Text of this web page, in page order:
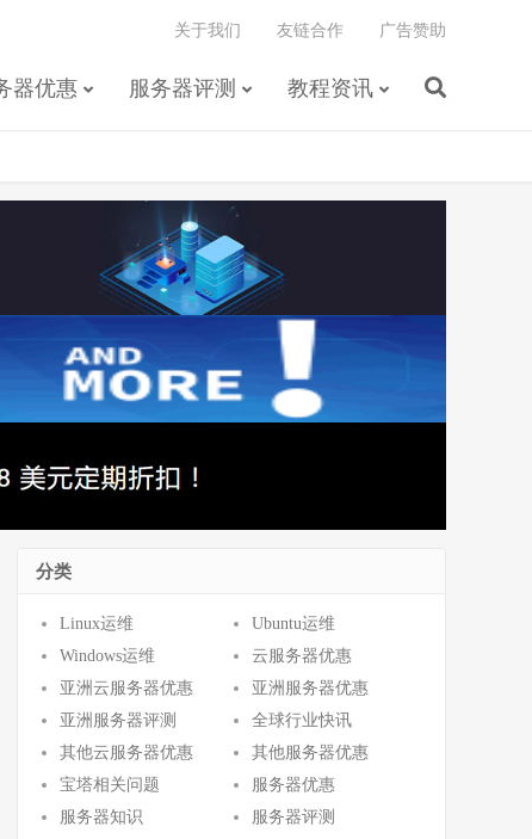
器优惠 服务器评测 教程资讯
关于我们 友链合作 广告赞助
分类
Linux运维
Ubuntu运维
Windows运维
云服务器优惠
亚洲云服务器优惠
亚洲服务器优惠
亚洲服务器评测
全球行业快讯
其他云服务器优惠
其他服务器优惠
宝塔相关问题
服务器优惠
服务器知识
服务器评测